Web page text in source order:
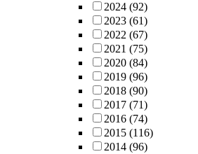
2024 (92)
2023 (61)
2022 (67)
2021 (75)
2020 (84)
2019 (96)
2018 (90)
2017 (71)
2016 (74)
2015 (116)
2014 (96)